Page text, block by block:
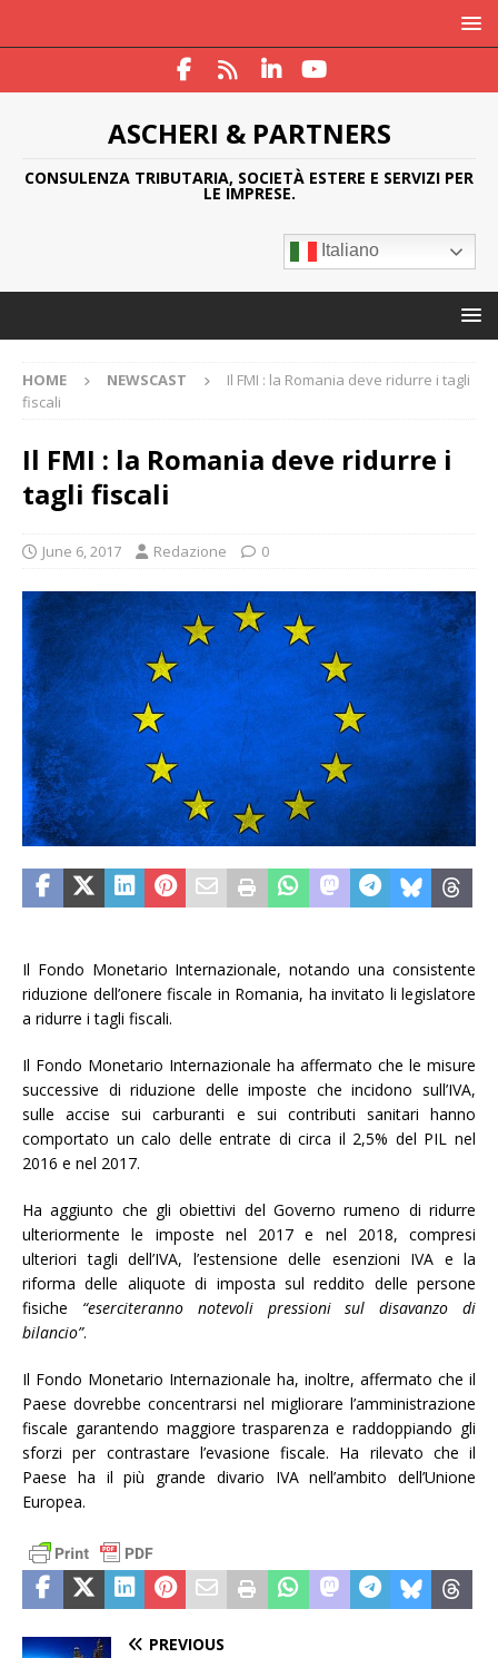
ASCHERI & PARTNERS
CONSULENZA TRIBUTARIA, SOCIETÀ ESTERE E SERVIZI PER
LE IMPRESE.
Italiano
HOME NEWSCAST
Il FMI : la Romania deve ridurre i tagli
fiscali
Il FMI : la Romania deve ridurre i
tagli fiscali
June 6, 2017 Redazione 0
Il Fondo Monetario Internazionale, notando una consistente
riduzione dell’onere fiscale in Romania, ha invitato li legislatore
a ridurre i tagli fiscali.
Il Fondo Monetario Internazionale ha affermato che le misure
successive di riduzione delle imposte che incidono sull’IVA,
sulle accise sui carburanti e sui contributi sanitari hanno
comportato un calo delle entrate di circa il 2,5% del PIL nel
2016 e nel 2017.
Ha aggiunto che gli obiettivi del Governo rumeno di ridurre
ulteriormente le imposte nel 2017 e nel 2018, compresi
ulteriori tagli dell’IVA, l’estensione delle esenzioni IVA e la
riforma delle aliquote di imposta sul reddito delle persone
fisiche “eserciteranno notevoli pressioni sul disavanzo di
bilancio”.
Il Fondo Monetario Internazionale ha, inoltre, affermato che il
Paese dovrebbe concentrarsi nel migliorare l’amministrazione
fiscale garantendo maggiore trasparenza e raddoppiando gli
sforzi per contrastare l’evasione fiscale. Ha rilevato che il
Paese ha il più grande divario IVA nell’ambito dell’Unione
Europea.
PREVIOUS